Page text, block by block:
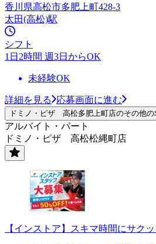
香川県高松市多肥上町428-3
太田(高松)駅
シフト
1日2時間 週3日からOK
未経験OK
詳細を見る 応募画面に進む
ドミノ・ピザ 高松多肥上町店のその他の
アルバイト・パート
ドミノ・ピザ 高松松縄町店
【インストア】スキマ時間にサク